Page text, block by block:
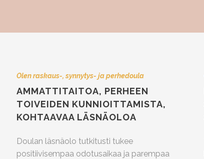
Olen raskaus-, synnytys- ja perhedoula
AMMATTITAITOA, PERHEEN
TOIVEIDEN KUNNIOITTAMISTA,
KOHTAAVAA LÄSNÄOLOA
Doulan läsnäolo tutkitusti tukee
positiivisempaa odotusaikaa ja parempaa